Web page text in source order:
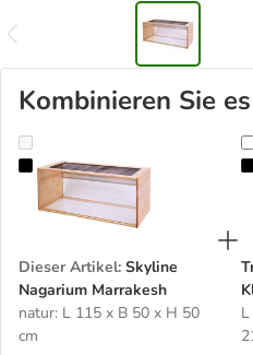
Kombinieren Sie
Skyline Nagarium Marrakesh
Dieser Artikel: Skyline
Nagarium Marrakesh
natur: L 115 x B 50 x H 50
cm